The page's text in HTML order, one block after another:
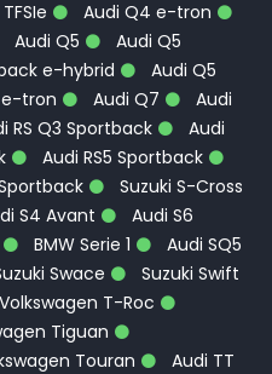
Audi Q4 e-tron
Audi Q5
Audi Q5
e-hybrid
Audi Q5
e-tron Audi Q7
Audi
RS Q3 Sportback
Audi
Audi RS5 Sportback
Suzuki S-Cross
S4 Avant
Audi S6
BMW Serie 1
Audi SQ5
Swace
Suzuki Swift
Volkswagen T-Roc
Tiguan
Touran
Audi TT